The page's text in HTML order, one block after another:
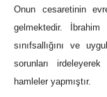
Onun cesaretinin
gelmektedir.
sınıfsallığını ve
sorunları
hamleler yapmıştır.